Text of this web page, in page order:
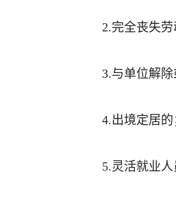
2.完全丧失
3.与单位解除
4.出境定居的
5.灵活就业人